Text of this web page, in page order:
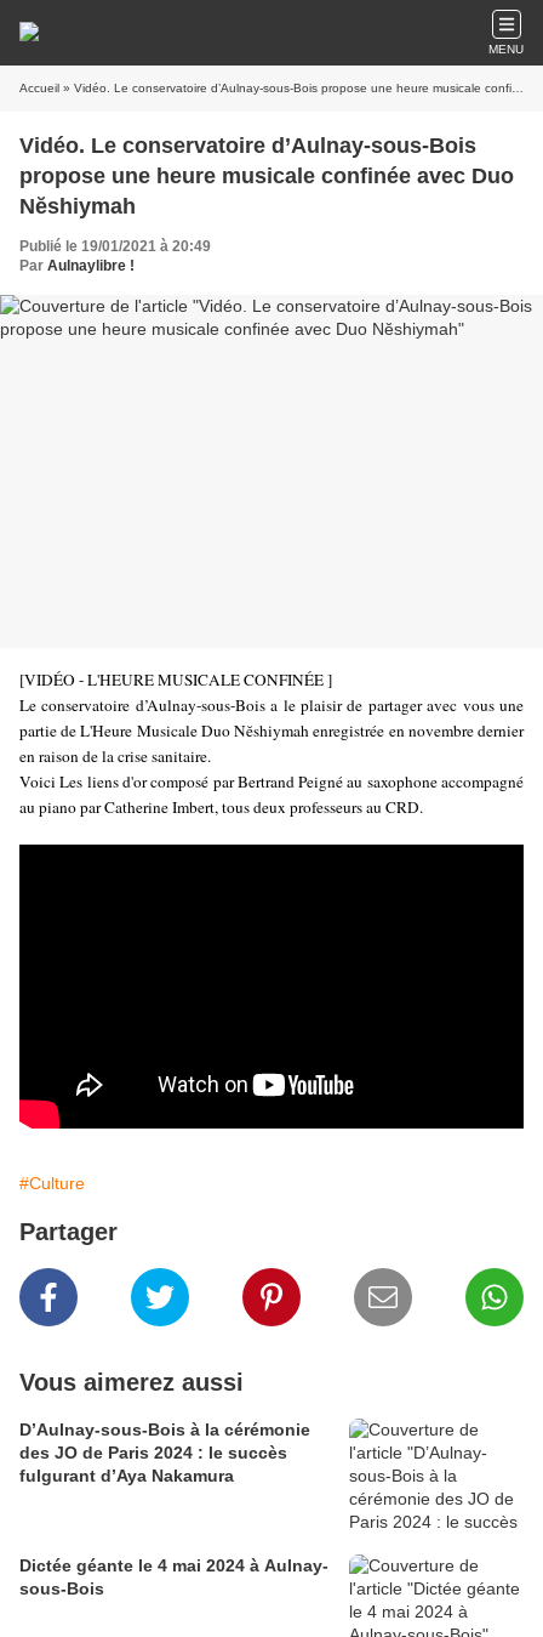
MENU
Accueil » Vidéo. Le conservatoire d’Aulnay-sous-Bois propose une heure musicale confinée avec Duo Nĕshiymah
Vidéo. Le conservatoire d’Aulnay-sous-Bois
propose une heure musicale confinée avec Duo
Nĕshiymah
Publié le 19/01/2021 à 20:49
Par Aulnaylibre !
[VIDÉO - L'HEURE MUSICALE CONFINÉE ]
Le conservatoire d’Aulnay-sous-Bois a le plaisir de partager avec vous une
partie de L'Heure Musicale Duo Nĕshiymah enregistrée en novembre dernier
en raison de la crise sanitaire.
Voici Les liens d'or composé par Bertrand Peigné au saxophone accompagné
au piano par Catherine Imbert, tous deux professeurs au CRD.
#Culture
Partager
Vous aimerez aussi
D’Aulnay-sous-Bois à la cérémonie
des JO de Paris 2024 : le succès
fulgurant d’Aya Nakamura
Dictée géante le 4 mai 2024 à Aulnay-
sous-Bois